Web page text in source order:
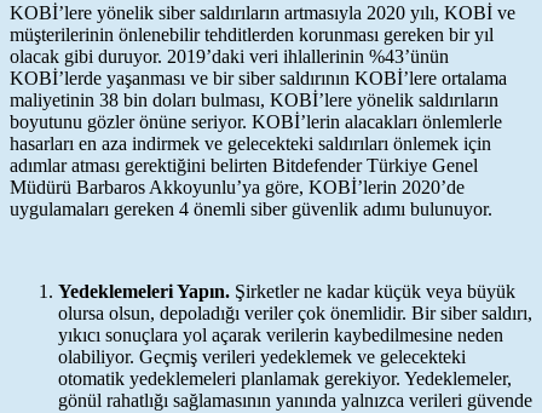
KOBİ’lere yönelik siber saldırıların artmasıyla 2020 yılı, KOBİ ve
müşterilerinin önlenebilir tehditlerden korunması gereken bir yıl
olacak gibi duruyor. 2019’daki veri ihlallerinin %43’ünün
KOBİ’lerde yaşanması ve bir siber saldırının KOBİ’lere ortalama
maliyetinin 38 bin doları bulması, KOBİ’lere yönelik saldırıların
boyutunu gözler önüne seriyor. KOBİ’lerin alacakları önlemlerle
hasarları en aza indirmek ve gelecekteki saldırıları önlemek için
adımlar atması gerektiğini belirten Bitdefender Türkiye Genel
Müdürü Barbaros Akkoyunlu’ya göre, KOBİ’lerin 2020’de
uygulamaları gereken 4 önemli siber güvenlik adımı bulunuyor.
Yedeklemeleri Yapın. Şirketler ne kadar küçük veya büyük
olursa olsun, depoladığı veriler çok önemlidir. Bir siber saldırı,
yıkıcı sonuçlara yol açarak verilerin kaybedilmesine neden
olabiliyor. Geçmiş verileri yedeklemek ve gelecekteki
otomatik yedeklemeleri planlamak gerekiyor. Yedeklemeler,
gönül rahatlığı sağlamasının yanında yalnızca verileri güvende